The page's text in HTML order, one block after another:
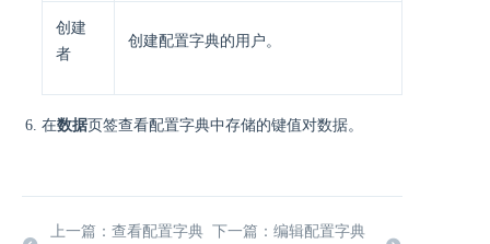
创建
者
创建配置字典的用户。
在数据页签查看配置字典中存储的键值对数据。
上一篇：查看配置字典 下一篇：编辑配置字典